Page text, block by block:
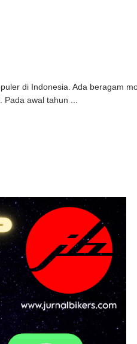
di Indonesia. Ada beragam
awal tahun ...